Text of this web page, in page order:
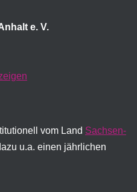
e. V.
vom Land Sachsen-
u.a. einen jährlichen